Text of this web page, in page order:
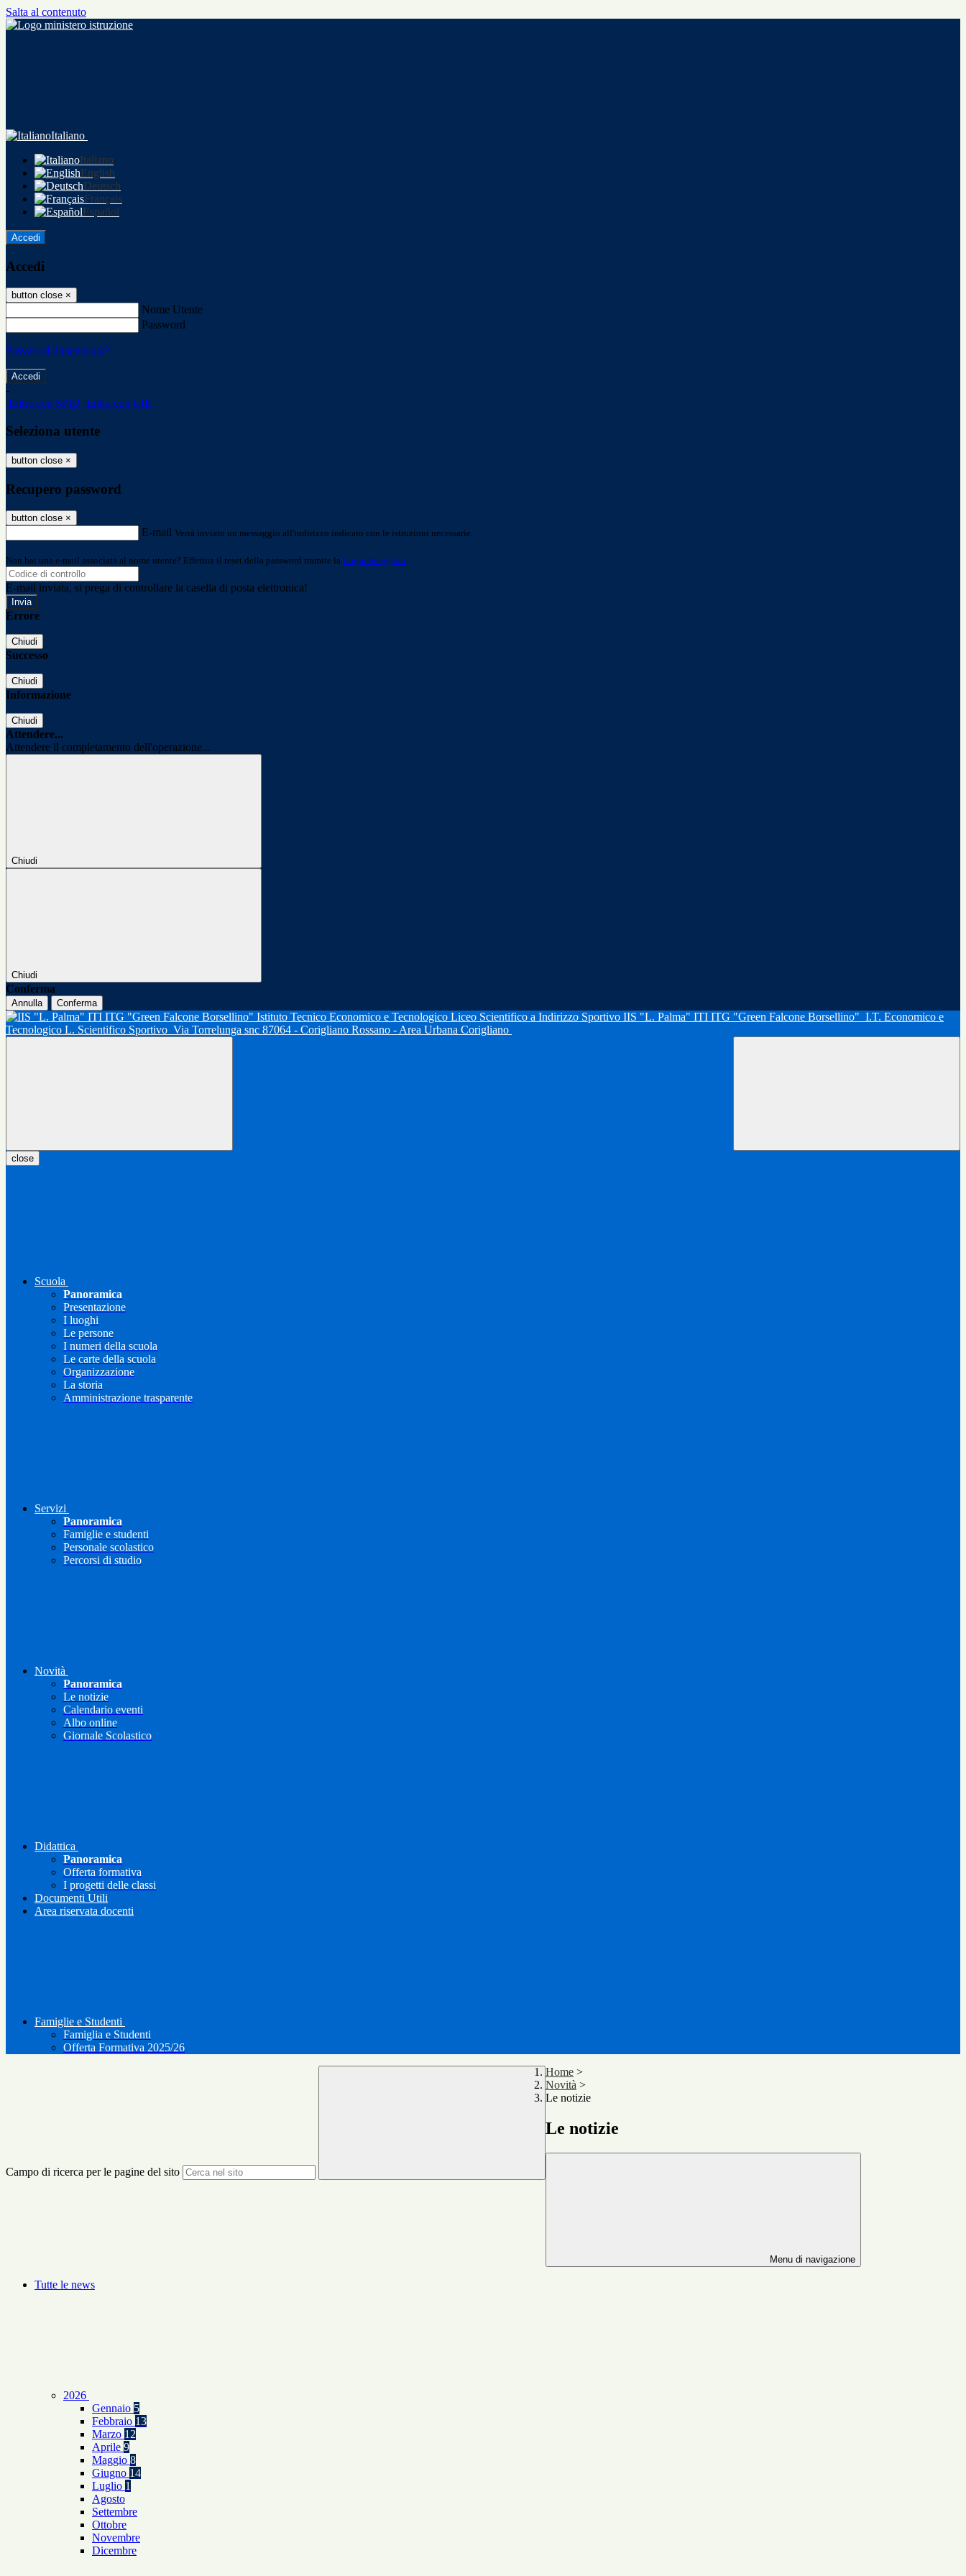
Salta al contenuto
Italiano
Italiano
English
Deutsch
Français
Español
Accedi
Accedi
button close ×
Nome Utente
Password
Password dimenticata?
-
Entra con SPID Entra con CIE
Seleziona utente
button close ×
Recupero password
button close ×
E-mail Verrà inviato un messaggio all'indirizzo indicato con le istruzioni necessarie.
Non hai una e-mail associata al nome utente? Effettua il reset della password tramite la Login Spaggiari
E-mail inviata, si prega di controllare la casella di posta elettronica!
Errore
Chiudi
Successo
Chiudi
Informazione
Chiudi
Attendere...
Attendere il completamento dell'operazione...
Chiudi
Chiudi
Conferma
Annulla Conferma
IIS "L. Palma" ITI ITG "Green Falcone Borsellino" I.T. Economico e
Tecnologico L. Scientifico Sportivo Via Torrelunga snc 87064 - Corigliano Rossano - Area Urbana Corigliano
close
Scuola
Panoramica
Presentazione
I luoghi
Le persone
I numeri della scuola
Le carte della scuola
Organizzazione
La storia
Amministrazione trasparente
Servizi
Panoramica
Famiglie e studenti
Personale scolastico
Percorsi di studio
Novità
Panoramica
Le notizie
Calendario eventi
Albo online
Giornale Scolastico
Didattica
Panoramica
Offerta formativa
I progetti delle classi
Documenti Utili
Area riservata docenti
Famiglie e Studenti
Famiglia e Studenti
Offerta Formativa 2025/26
Campo di ricerca per le pagine del sito
Home >
Novità >
Le notizie
Le notizie
Menu di navigazione
Tutte le news
2026
Gennaio 5
Febbraio 13
Marzo 12
Aprile 9
Maggio 8
Giugno 14
Luglio 1
Agosto
Settembre
Ottobre
Novembre
Dicembre